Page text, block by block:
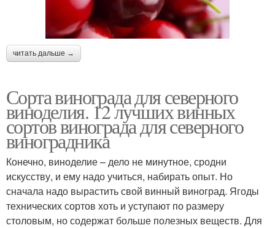
читать дальше →
Сорта винограда для северного
виноделия. 12 лучших винных
сортов винограда для северного
виноградника
Конечно, виноделие – дело не минутное, сродни
искусству, и ему надо учиться, набирать опыт. Но
сначала надо вырастить свой винный виноград. Ягоды
технических сортов хоть и уступают по размеру
столовым, но содержат больше полезных веществ. Для